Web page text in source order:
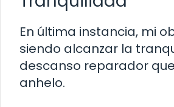
En última instancia, mi
siendo alcanzar la
descanso reparador
anhelo.